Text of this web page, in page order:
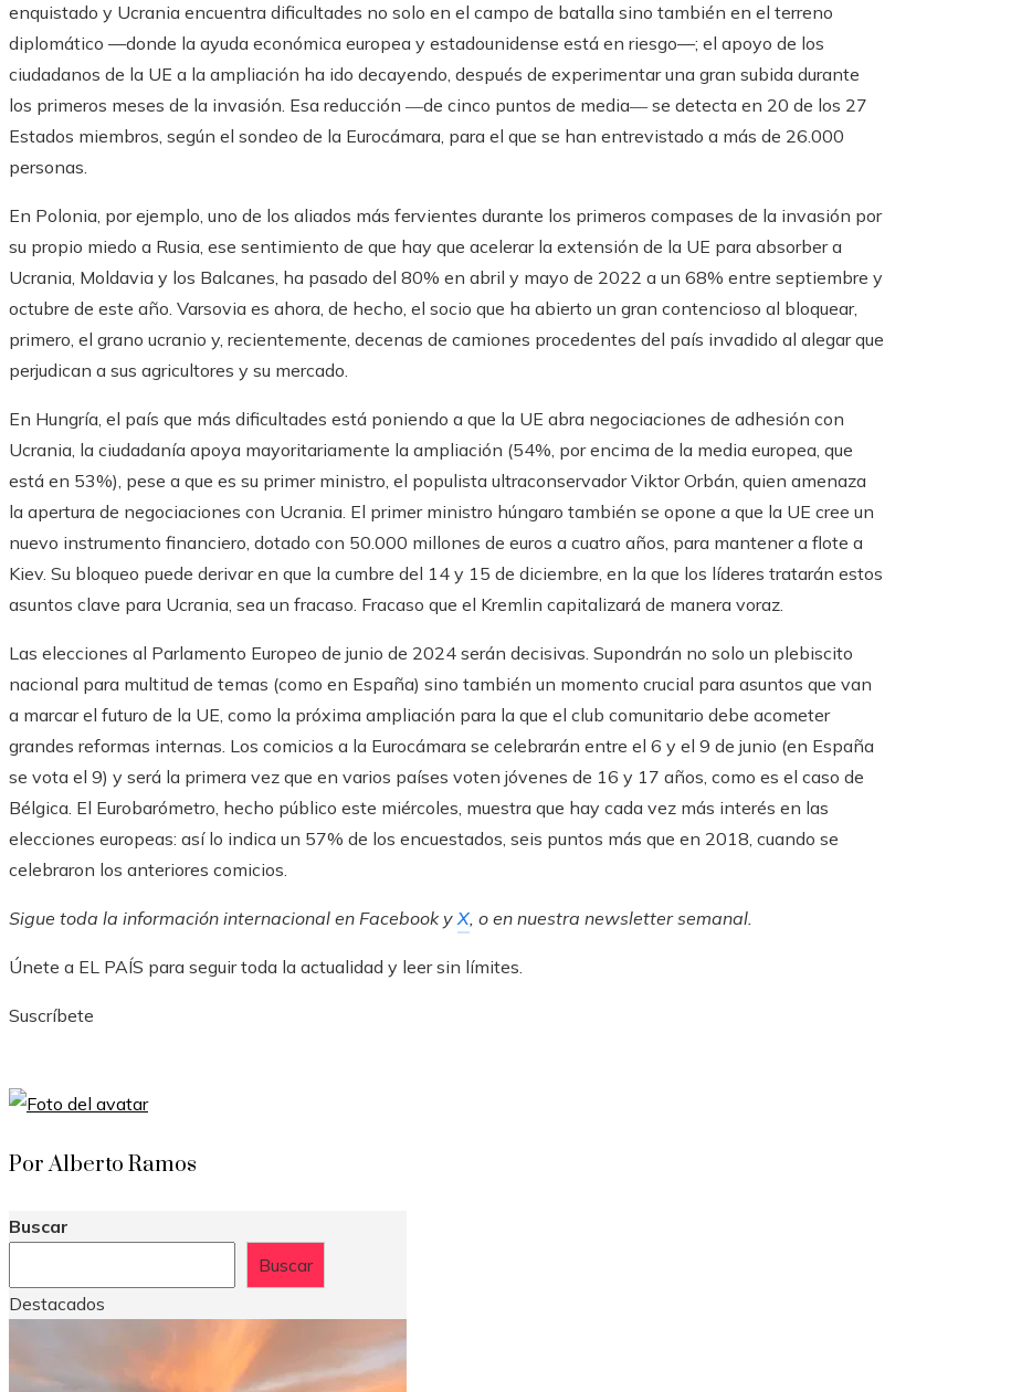
enquistado y Ucrania encuentra dificultades no solo en el campo de batalla sino también en el terreno
diplomático —donde la ayuda económica europea y estadounidense está en riesgo—; el apoyo de los
ciudadanos de la UE a la ampliación ha ido decayendo, después de experimentar una gran subida durante
los primeros meses de la invasión. Esa reducción ―de cinco puntos de media― se detecta en 20 de los 27
Estados miembros, según el sondeo de la Eurocámara, para el que se han entrevistado a más de 26.000
personas.
En Polonia, por ejemplo, uno de los aliados más fervientes durante los primeros compases de la invasión por
su propio miedo a Rusia, ese sentimiento de que hay que acelerar la extensión de la UE para absorber a
Ucrania, Moldavia y los Balcanes, ha pasado del 80% en abril y mayo de 2022 a un 68% entre septiembre y
octubre de este año. Varsovia es ahora, de hecho, el socio que ha abierto un gran contencioso al bloquear,
primero, el grano ucranio y, recientemente, decenas de camiones procedentes del país invadido al alegar que
perjudican a sus agricultores y su mercado.
En Hungría, el país que más dificultades está poniendo a que la UE abra negociaciones de adhesión con
Ucrania, la ciudadanía apoya mayoritariamente la ampliación (54%, por encima de la media europea, que
está en 53%), pese a que es su primer ministro, el populista ultraconservador Viktor Orbán, quien amenaza
la apertura de negociaciones con Ucrania. El primer ministro húngaro también se opone a que la UE cree un
nuevo instrumento financiero, dotado con 50.000 millones de euros a cuatro años, para mantener a flote a
Kiev. Su bloqueo puede derivar en que la cumbre del 14 y 15 de diciembre, en la que los líderes tratarán estos
asuntos clave para Ucrania, sea un fracaso. Fracaso que el Kremlin capitalizará de manera voraz.
Las elecciones al Parlamento Europeo de junio de 2024 serán decisivas. Supondrán no solo un plebiscito
nacional para multitud de temas (como en España) sino también un momento crucial para asuntos que van
a marcar el futuro de la UE, como la próxima ampliación para la que el club comunitario debe acometer
grandes reformas internas. Los comicios a la Eurocámara se celebrarán entre el 6 y el 9 de junio (en España
se vota el 9) y será la primera vez que en varios países voten jóvenes de 16 y 17 años, como es el caso de
Bélgica. El Eurobarómetro, hecho público este miércoles, muestra que hay cada vez más interés en las
elecciones europeas: así lo indica un 57% de los encuestados, seis puntos más que en 2018, cuando se
celebraron los anteriores comicios.
Sigue toda la información internacional en FacebookyX, o en nuestra newsletter semanal.
Únete a EL PAÍS para seguir toda la actualidad y leer sin límites.
Suscríbete
Por Alberto Ramos
Buscar
Buscar
Destacados